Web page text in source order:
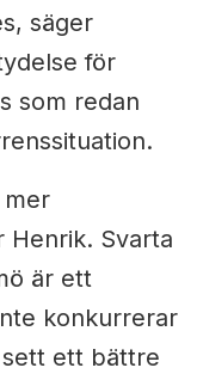
säger
för
som redan
mer
Henrik. Svarta
är ett
konkurrerar
sett ett bättre